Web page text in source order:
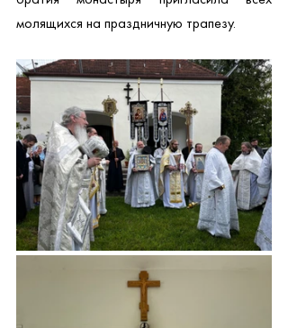
молящихся на праздничную трапезу.